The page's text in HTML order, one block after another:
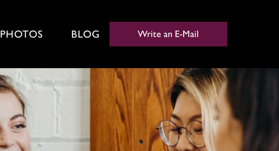
PHOTOS BLOG Write an E-Mail